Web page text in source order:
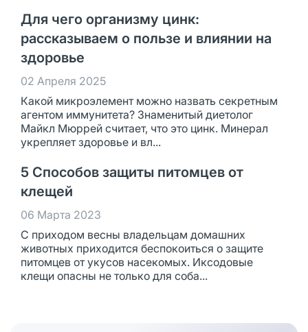
Для чего организму цинк:
рассказываем о пользе и влиянии на
здоровье
02 Апреля 2025
Какой микроэлемент можно назвать секретным
агентом иммунитета? Знаменитый диетолог
Майкл Мюррей считает, что это цинк. Минерал
укрепляет здоровье и вл...
5 Способов защиты питомцев от
клещей
06 Марта 2023
С приходом весны владельцам домашних
животных приходится беспокоиться о защите
питомцев от укусов насекомых. Иксодовые
клещи опасны не только для соба...